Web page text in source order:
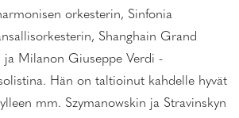
orkesterin, Sinfonia
Shanghain Grand
ja Milanon Giuseppe Verdi -
Hän on taltioinut kahdelle hyvät
mm. Szymanowskin ja Stravinskyn